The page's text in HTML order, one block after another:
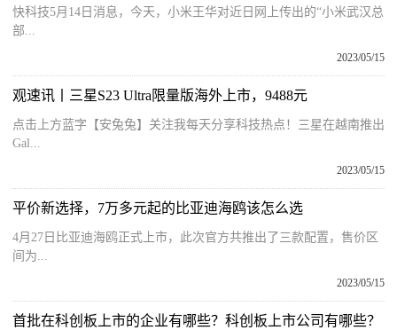
快科技5月14日消息，今天，小米王华对近日网上传出的“小米武汉总
部...
2023/05/15
观速讯丨三星S23 Ultra限量版海外上市，9488元
点击上方蓝字【安兔兔】关注我每天分享科技热点！三星在越南推出
Gal...
2023/05/15
平价新选择，7万多元起的比亚迪海鸥该怎么选
4月27日比亚迪海鸥正式上市，此次官方共推出了三款配置，售价区
间为...
2023/05/15
首批在科创板上市的企业有哪些？科创板上市公司有哪些？